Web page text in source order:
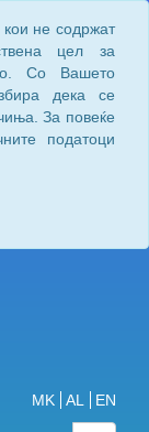
не содржат
цел за
Со Вашето
дека се
За повеќе
податоци
MK AL EN